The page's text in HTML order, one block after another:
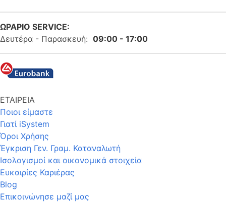
ΩΡΑΡΙΟ SERVICE:
Δευτέρα - Παρασκευή: 09:00 - 17:00
ΕΤΑΙΡΕΙΑ
Ποιοι είμαστε
Γιατί iSystem
Όροι Χρήσης
Έγκριση Γεν. Γραμ. Καταναλωτή
Ισολογισμοί και οικονομικά στοιχεία
Ευκαιρίες Καριέρας
Blog
Επικοινώνησε μαζί μας